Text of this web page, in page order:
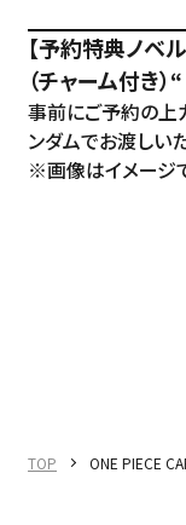
【予約特典ノベ
（チャーム付き）“
事前にご予約の上
ンダムでお渡しい
※画像はイメージ
TOP ONE PIECE